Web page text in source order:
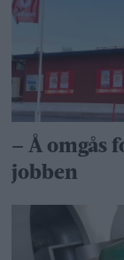
– Å omgås
jobben